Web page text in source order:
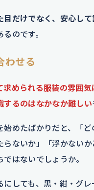
目だけでなく、安心し
るのです。
わせる
求められる服装の雰囲気
するのはなかなか難しい
始めたばかりだと、「
らないか」「浮かない
ではないでしょうか。
にしても、黒・紺・グ